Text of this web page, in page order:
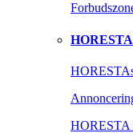
HORESTA